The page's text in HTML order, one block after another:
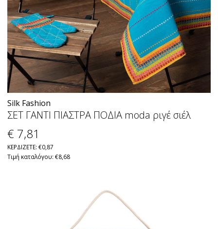
Silk Fashion
ΣΕΤ ΓΑΝΤΙ ΠΙΑΣΤΡΑ ΠΟΔΙΑ moda ριγέ σιέλ
€ 7,81
ΚΕΡΔΙΖΕΤΕ: €0,87
Τιμή καταλόγου: €8,68